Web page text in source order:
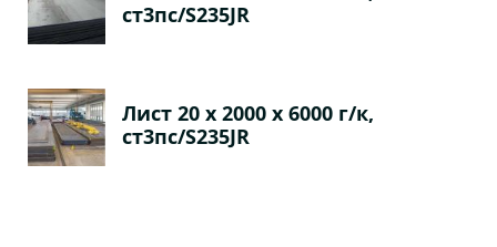
ст3пс/S235JR
Лист 20 х 2000 х 6000 г/к,
ст3пс/S235JR